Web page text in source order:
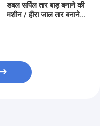
डबल सर्पिल तार बाड़ बनाने की
मशीन / हीरा जाल तार बनाने